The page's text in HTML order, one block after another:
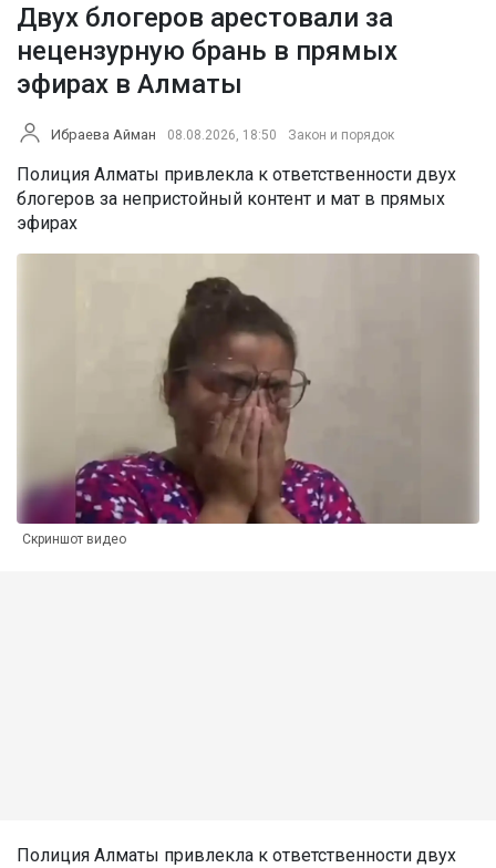
Двух блогеров арестовали за
нецензурную брань в прямых
эфирах в Алматы
Ибраева Айман 08.08.2026, 18:50 Закон и порядок
Полиция Алматы привлекла к ответственности двух
блогеров за непристойный контент и мат в прямых
эфирах
Скриншот видео
Полиция Алматы привлекла к ответственности двух